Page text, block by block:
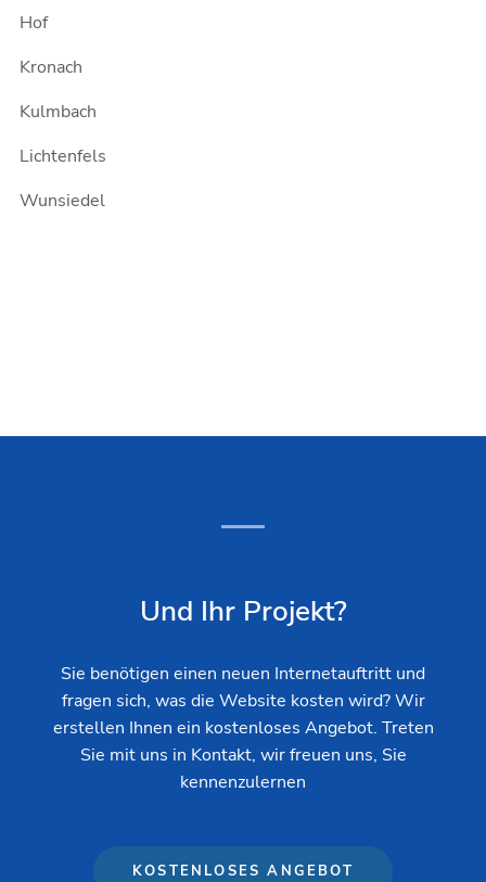
Hof
Kronach
Kulmbach
Lichtenfels
Wunsiedel
Und Ihr Projekt?
Sie benötigen einen neuen Internetauftritt und
fragen sich, was die Website kosten wird? Wir
erstellen Ihnen ein kostenloses Angebot. Treten
Sie mit uns in Kontakt, wir freuen uns, Sie
kennenzulernen
KOSTENLOSES ANGEBOT